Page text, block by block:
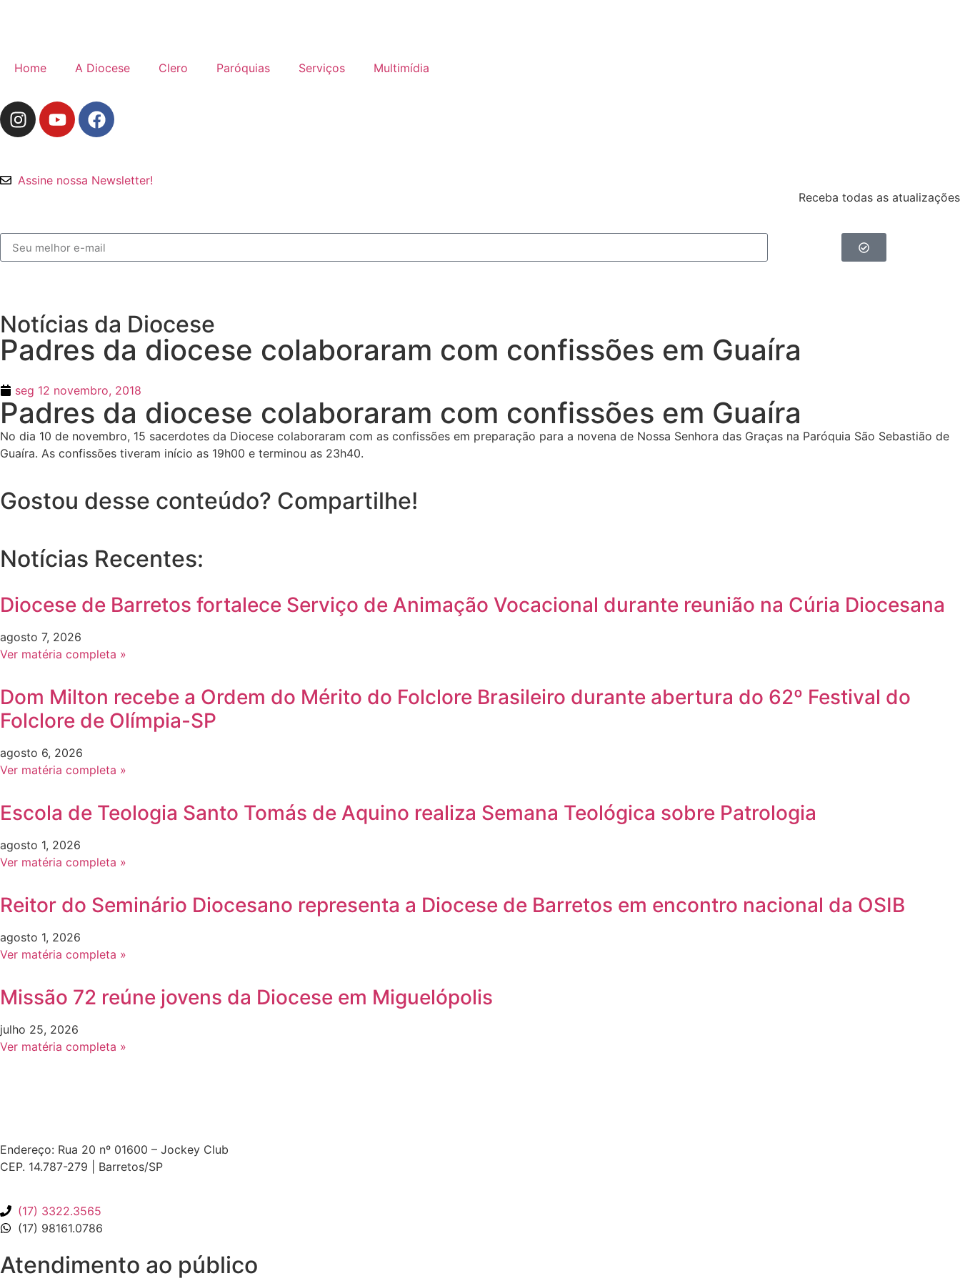
Home A Diocese Clero Paróquias Serviços Multimídia
Assine nossa Newsletter!
Receba todas as atualizações
Notícias da Diocese
Padres da diocese colaboraram com confissões em Guaíra
seg 12 novembro, 2018
Padres da diocese colaboraram com confissões em Guaíra
No dia 10 de novembro, 15 sacerdotes da Diocese colaboraram com as confissões em preparação para a novena de Nossa Senhora das Graças na Paróquia São Sebastião de
Guaíra. As confissões tiveram início as 19h00 e terminou as 23h40.
Gostou desse conteúdo? Compartilhe!
Notícias Recentes:
Diocese de Barretos fortalece Serviço de Animação Vocacional durante reunião na Cúria Diocesana
agosto 7, 2026
Ver matéria completa »
Dom Milton recebe a Ordem do Mérito do Folclore Brasileiro durante abertura do 62º Festival do
Folclore de Olímpia-SP
agosto 6, 2026
Ver matéria completa »
Escola de Teologia Santo Tomás de Aquino realiza Semana Teológica sobre Patrologia
agosto 1, 2026
Ver matéria completa »
Reitor do Seminário Diocesano representa a Diocese de Barretos em encontro nacional da OSIB
agosto 1, 2026
Ver matéria completa »
Missão 72 reúne jovens da Diocese em Miguelópolis
julho 25, 2026
Ver matéria completa »
Endereço: Rua 20 nº 01600 – Jockey Club
CEP. 14.787-279 | Barretos/SP
(17) 3322.3565
(17) 98161.0786
Atendimento ao público